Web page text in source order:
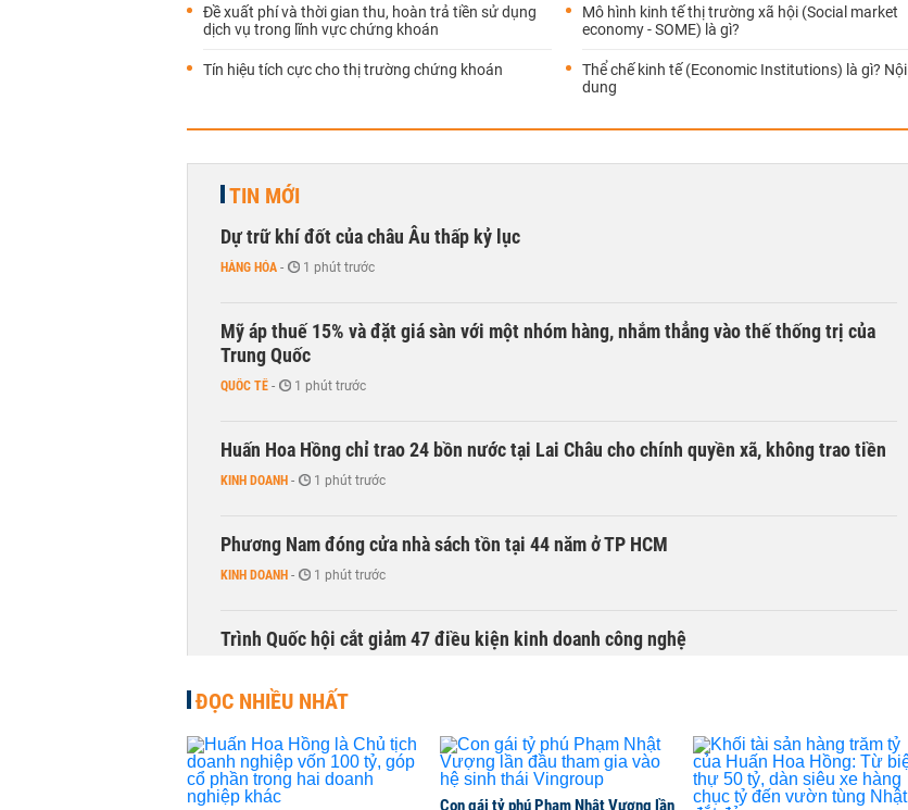
Đề xuất phí và thời gian thu, hoàn trả tiền sử dụng
dịch vụ trong lĩnh vực chứng khoán
Tín hiệu tích cực cho thị trường chứng khoán
Mô hình kinh tế thị trường xã hội (Social market
economy - SOME) là gì?
Thể chế kinh tế (Economic Institutions) là gì? Nội
dung
TIN MỚI
Dự trữ khí đốt của châu Âu thấp kỷ lục
HÀNG HÓA - 1 phút trước
Mỹ áp thuế 15% và đặt giá sàn với một nhóm hàng, nhắm thẳng vào thế thống trị của
Trung Quốc
QUỐC TẾ - 1 phút trước
Huấn Hoa Hồng chỉ trao 24 bồn nước tại Lai Châu cho chính quyền xã, không trao tiền
KINH DOANH - 1 phút trước
Phương Nam đóng cửa nhà sách tồn tại 44 năm ở TP HCM
KINH DOANH - 1 phút trước
Trình Quốc hội cắt giảm 47 điều kiện kinh doanh công nghệ
Cổ phiếu doanh nghiệp Nhà nước đồng loạt hút tiền, VNM, BCM, GAS và GVR tăng trần
CHỨNG KHOÁN - 1 phút trước
ĐỌC NHIỀU NHẤT
Con gái tỷ phú Phạm Nhật Vượng lần